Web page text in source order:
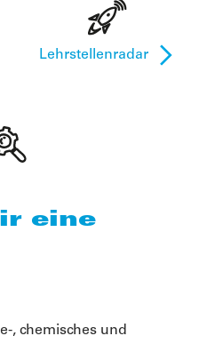
Lehrstellenradar
eine
, chemisches und